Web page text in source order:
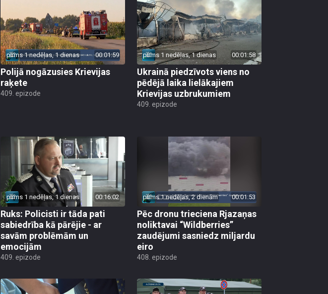
pirms 1 nedēļas, 1 dienas 00:01:59
Polijā nogāzusies Krievijas
raķete
409. epizode
pirms 1 nedēļas, 1 dienas 00:01:58
Ukrainā piedzīvots viens no
pēdējā laika lielākajiem
Krievijas uzbrukumiem
409. epizode
pirms 1 nedēļas, 1 dienas 00:16:02
Ruks: Policisti ir tāda pati
sabiedrība kā pārējie - ar
savām problēmām un
emocijām
409. epizode
pirms 1 nedēļas, 2 dienām 00:01:53
Pēc dronu trieciena Rjazaņas
noliktavai “Wildberries”
zaudējumi sasniedz miljardu
eiro
408. epizode